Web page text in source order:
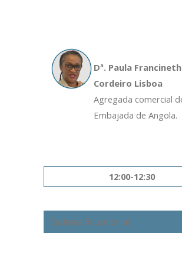
Dª. Paula
Cordeiro Lisboa
Agregada comercial
Embajada de Angola.
12:00-12:30
Guinea Ecuatorial